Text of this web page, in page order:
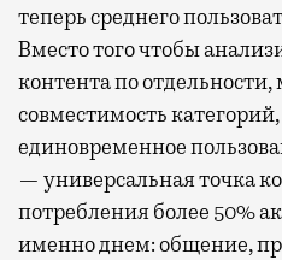
теперь среднего
Вместо того чтобы
контента по
совместимость категорий,
единовременное
— универсальная точка
потребления более 50%
именно днем: общение,